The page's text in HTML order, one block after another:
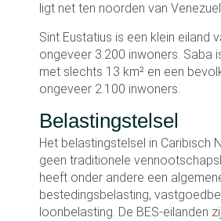
ligt net ten noorden van
Sint Eustatius is een klein eiland
ongeveer 3.200 inwoners. Saba
met slechts 13 km² en een
ongeveer 2.100 inwoners.
Belastingstelsel
Het belastingstelsel in Caribisch
geen traditionele
heeft onder andere een
bestedingsbelasting,
loonbelasting. De BES-eilanden